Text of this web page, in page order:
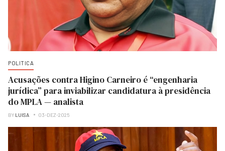
POLITICA
Acusações contra Higino Carneiro é “engenharia
jurídica” para inviabilizar candidatura à presidência
do MPLA — analista
BY LUISA 03-DEZ-2025